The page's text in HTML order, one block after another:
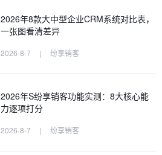
2026年8款大中型企业CRM系统对比表，
一张图看清差异
2026-8-7 | 纷享销客
2026年S纷享销客功能实测：8大核心能
力逐项打分
2026-8-7 | 纷享销客